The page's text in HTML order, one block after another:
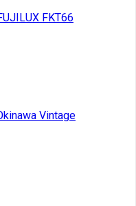
FKT66
Vintage